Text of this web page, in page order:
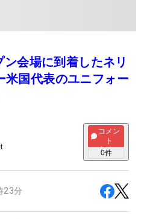
会場に到着したネリ
国代表のユニフォー
コメン
ト
0件
23分